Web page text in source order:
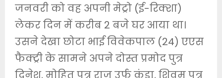
जनवरी को वह अपनी मेट्रो (ई-रिक्शा)
लेकर दिन में करीब 2 बजे घर आया था।
उसने देखा छोटा भाई विवेकपाल (24) एएस
फैक्ट्री के सामने अपने दोस्त प्रमोद पुत्र
दिनेश, मोहित पुत्र राजू उर्फ कुंडा, शिवम पुत्र